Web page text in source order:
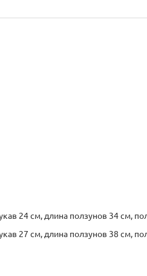
24 см, длина ползунов 34 см,
27 см, длина ползунов 38 см,